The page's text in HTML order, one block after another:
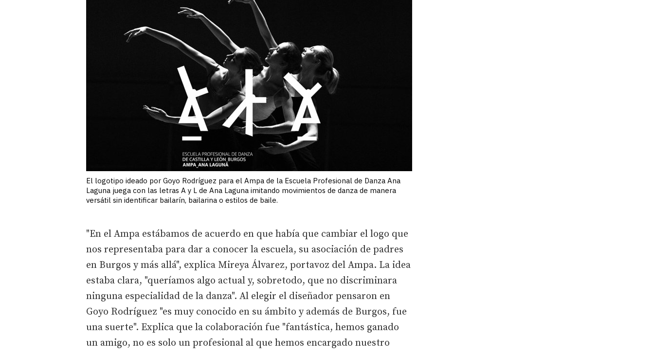
El logotipo ideado por Goyo Rodríguez para el Ampa de la Escuela Profesional de Danza Ana
Laguna juega con las letras A y L de Ana Laguna imitando movimientos de danza de manera
versátil sin identificar bailarín, bailarina o estilos de baile.
"En el Ampa estábamos de acuerdo en que había que cambiar el logo que
nos representaba para dar a conocer la escuela, su asociación de padres
en Burgos y más allá", explica Mireya Álvarez, portavoz del Ampa. La idea
estaba clara, "queríamos algo actual y, sobretodo, que no discriminara
ninguna especialidad de la danza". Al elegir el diseñador pensaron en
Goyo Rodríguez "es muy conocido en su ámbito y además de Burgos, fue
una suerte". Explica que la colaboración fue "fantástica, hemos ganado
un amigo, no es solo un profesional al que hemos encargado nuestro